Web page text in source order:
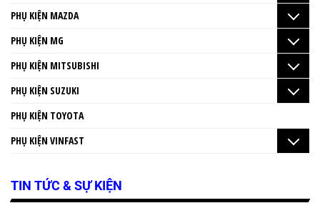
PHỤ KIỆN MAZDA
PHỤ KIỆN MG
PHỤ KIỆN MITSUBISHI
PHỤ KIỆN SUZUKI
PHỤ KIỆN TOYOTA
PHỤ KIỆN VINFAST
TIN TỨC & SỰ KIỆN